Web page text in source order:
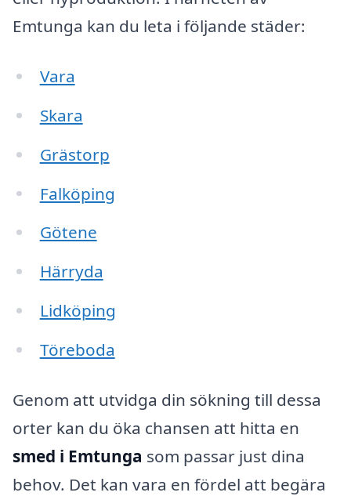
Emtunga kan du leta i följande städer:
Vara
Skara
Grästorp
Falköping
Götene
Härryda
Lidköping
Töreboda
Genom att utvidga din sökning till dessa
orter kan du öka chansen att hitta en
smed i Emtunga som passar just dina
behov. Det kan vara en fördel att begära